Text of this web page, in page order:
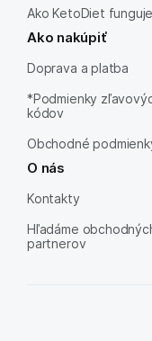
Ako KetoDiet funguje
Ako nakúpiť
Doprava a platba
*Podmienky
kódov
Obchodné
O nás
Kontakty
Hľadáme
partnerov